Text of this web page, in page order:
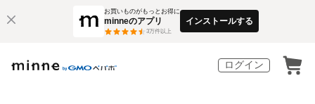
お買いものがもっとお得に
minneのアプリ
3万件以上
インストールする
ログイン